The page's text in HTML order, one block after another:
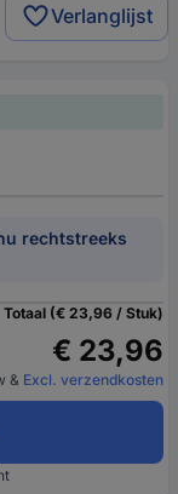
Verlanglijst
rechtstreeks
Totaal (€ 23,96 / Stuk)
€ 23,96
& Excl. verzendkosten